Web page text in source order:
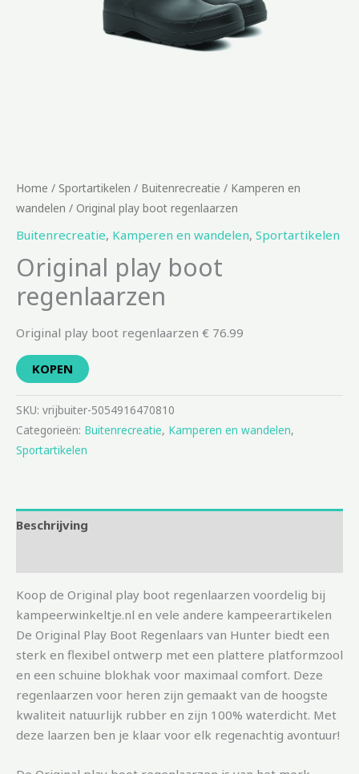
Home / Sportartikelen / Buitenrecreatie / Kamperen en
wandelen / Original play boot regenlaarzen
Buitenrecreatie, Kamperen en wandelen, Sportartikelen
Original play boot
regenlaarzen
Original play boot regenlaarzen € 76.99
KOPEN
SKU: vrijbuiter-5054916470810
Categorieën: Buitenrecreatie, Kamperen en wandelen,
Sportartikelen
Beschrijving
Koop de Original play boot regenlaarzen voordelig bij
kampeerwinkeltje.nl en vele andere kampeerartikelen
De Original Play Boot Regenlaars van Hunter biedt een
sterk en flexibel ontwerp met een plattere platformzool
en een schuine blokhak voor maximaal comfort. Deze
regenlaarzen voor heren zijn gemaakt van de hoogste
kwaliteit natuurlijk rubber en zijn 100% waterdicht. Met
deze laarzen ben je klaar voor elk regenachtig avontuur!